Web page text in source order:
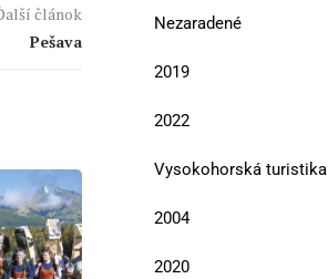
článok
Pešava
Nezaradené
2019
2022
Vysokohorská turistika
2004
2020